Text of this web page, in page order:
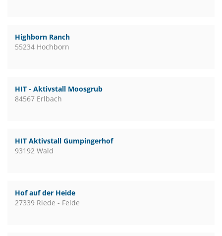
Highborn Ranch
55234 Hochborn
HIT - Aktivstall Moosgrub
84567 Erlbach
HIT Aktivstall Gumpingerhof
93192 Wald
Hof auf der Heide
27339 Riede - Felde